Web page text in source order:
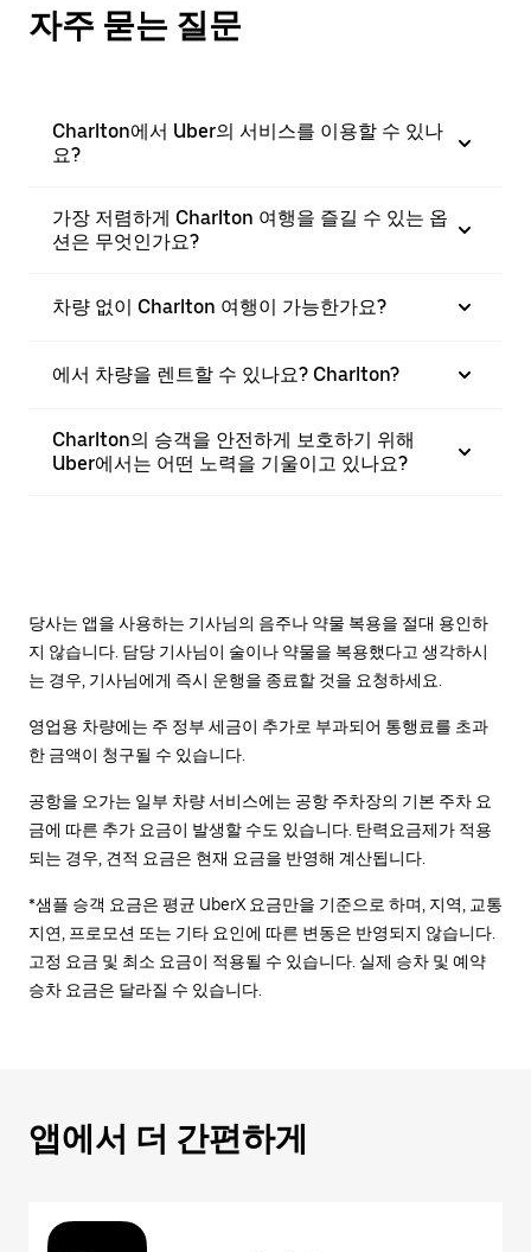
자주 묻는 질문
Charlton에서 Uber의 서비스를 이용할 수 있나
요?
가장 저렴하게 Charlton 여행을 즐길 수 있는 옵
션은 무엇인가요?
차량 없이 Charlton 여행이 가능한가요?
에서 차량을 렌트할 수 있나요? Charlton?
Charlton의 승객을 안전하게 보호하기 위해
Uber에서는 어떤 노력을 기울이고 있나요?
당사는 앱을 사용하는 기사님의 음주나 약물 복용을 절대 용인하
지 않습니다. 담당 기사님이 술이나 약물을 복용했다고 생각하시
는 경우, 기사님에게 즉시 운행을 종료할 것을 요청하세요.
영업용 차량에는 주 정부 세금이 추가로 부과되어 통행료를 초과
한 금액이 청구될 수 있습니다.
공항을 오가는 일부 차량 서비스에는 공항 주차장의 기본 주차 요
금에 따른 추가 요금이 발생할 수도 있습니다. 탄력요금제가 적용
되는 경우, 견적 요금은 현재 요금을 반영해 계산됩니다.
*샘플 승객 요금은 평균 UberX 요금만을 기준으로 하며, 지역, 교통
지연, 프로모션 또는 기타 요인에 따른 변동은 반영되지 않습니다.
고정 요금 및 최소 요금이 적용될 수 있습니다. 실제 승차 및 예약
승차 요금은 달라질 수 있습니다.
앱에서 더 간편하게